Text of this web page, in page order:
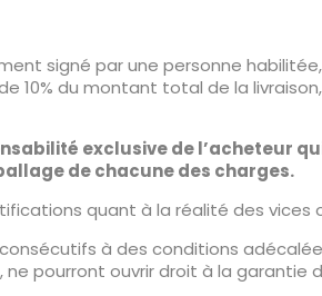
signé par une personne
10% du montant total de la livraison,
exclusive de l’acheteur
de chacune des charges.
quant à la réalité des
à des conditions
pourront ouvrir droit à la garantie